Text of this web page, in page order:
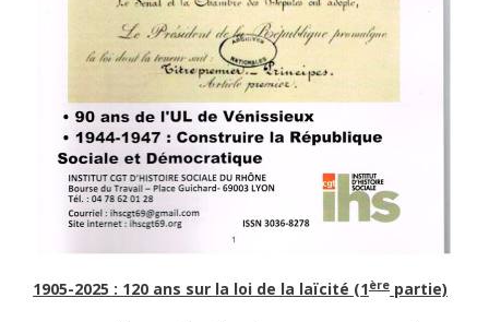
1905-2025 : 120 ans sur la loi de la laïcité (1ère partie)